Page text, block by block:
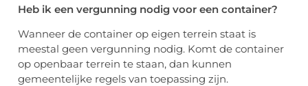
Heb ik een vergunning nodig voor een container?
Wanneer de container op eigen terrein staat is
meestal geen vergunning nodig. Komt de container
op openbaar terrein te staan, dan kunnen
gemeentelijke regels van toepassing zijn.